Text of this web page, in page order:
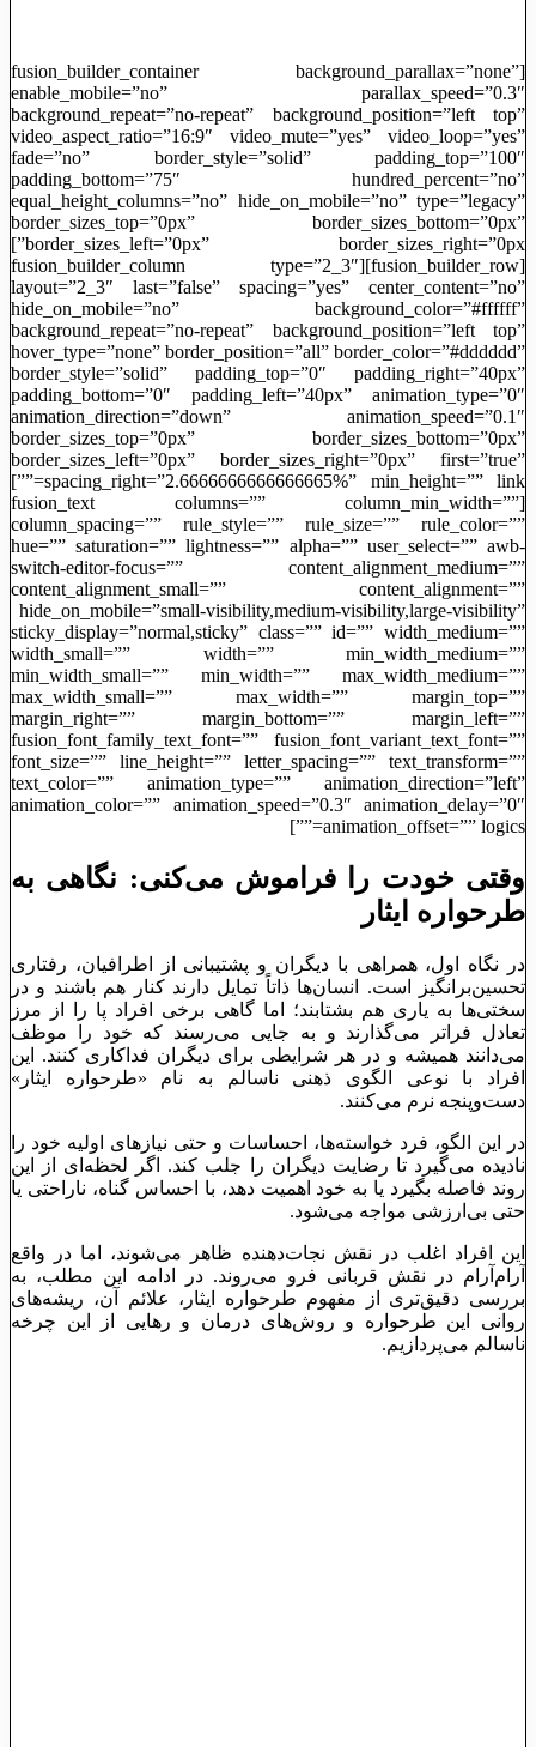
[fusion_builder_container background_parallax=”none”
enable_mobile=”no” parallax_speed=”0.3″
background_repeat=”no-repeat” background_position=”left top”
video_aspect_ratio=”16:9″ video_mute=”yes” video_loop=”yes”
fade=”no” border_style=”solid” padding_top=”100″
padding_bottom=”75″ hundred_percent=”no”
equal_height_columns=”no” hide_on_mobile=”no” type=”legacy”
border_sizes_top=”0px” border_sizes_bottom=”0px”
border_sizes_left=”0px” border_sizes_right=”0px”]
[fusion_builder_row][fusion_builder_column type=”2_3″
layout=”2_3″ last=”false” spacing=”yes” center_content=”no”
hide_on_mobile=”no” background_color=”#ffffff”
background_repeat=”no-repeat” background_position=”left top”
hover_type=”none” border_position=”all” border_color=”#dddddd”
border_style=”solid” padding_top=”0″ padding_right=”40px”
padding_bottom=”0″ padding_left=”40px” animation_type=”0″
animation_direction=”down” animation_speed=”0.1″
border_sizes_top=”0px” border_sizes_bottom=”0px”
border_sizes_left=”0px” border_sizes_right=”0px” first=”true”
spacing_right=”2.6666666666666665%” min_height=”” link=””]
[fusion_text columns=”” column_min_width=””
column_spacing=”” rule_style=”” rule_size=”” rule_color=””
hue=”” saturation=”” lightness=”” alpha=”” user_select=”” awb-
switch-editor-focus=”” content_alignment_medium=””
content_alignment_small=”” content_alignment=””
hide_on_mobile=”small-visibility,medium-visibility,large-visibility”
sticky_display=”normal,sticky” class=”” id=”” width_medium=””
width_small=”” width=”” min_width_medium=””
min_width_small=”” min_width=”” max_width_medium=””
max_width_small=”” max_width=”” margin_top=””
margin_right=”” margin_bottom=”” margin_left=””
fusion_font_family_text_font=”” fusion_font_variant_text_font=””
font_size=”” line_height=”” letter_spacing=”” text_transform=””
text_color=”” animation_type=”” animation_direction=”left”
animation_color=”” animation_speed=”0.3″ animation_delay=”0″
animation_offset=”” logics=””]
وقتی خودت را فراموش می‌کنی: نگاهی به
طرحواره ایثار
در نگاه اول، همراهی با دیگران و پشتیبانی از اطرافیان، رفتاری
تحسین‌برانگیز است. انسان‌ها ذاتاً تمایل دارند کنار هم باشند و در
سختی‌ها به یاری هم بشتابند؛ اما گاهی برخی افراد پا را از مرز
تعادل فراتر می‌گذارند و به جایی می‌رسند که خود را موظف
می‌دانند همیشه و در هر شرایطی برای دیگران فداکاری کنند. این
افراد با نوعی الگوی ذهنی ناسالم به نام «طرحواره ایثار»
دست‌وپنجه نرم می‌کنند.
در این الگو، فرد خواسته‌ها، احساسات و حتی نیازهای اولیه خود را
نادیده می‌گیرد تا رضایت دیگران را جلب کند. اگر لحظه‌ای از این
روند فاصله بگیرد یا به خود اهمیت دهد، با احساس گناه، ناراحتی یا
حتی بی‌ارزشی مواجه می‌شود.
این افراد اغلب در نقش نجات‌دهنده ظاهر می‌شوند، اما در واقع
آرام‌آرام در نقش قربانی فرو می‌روند. در ادامه این مطلب، به
بررسی دقیق‌تری از مفهوم طرحواره ایثار، علائم آن، ریشه‌های
روانی این طرحواره و روش‌های درمان و رهایی از این چرخه
ناسالم می‌پردازیم.